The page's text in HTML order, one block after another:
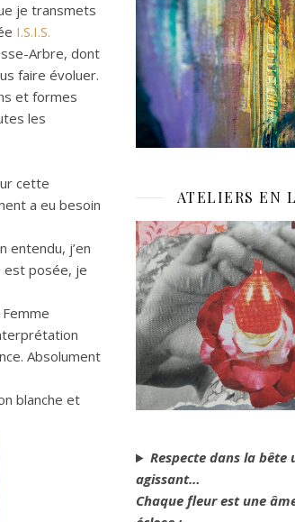
je transmets
I.S.I.S.
Arbre, dont
faire évoluer.
et formes
les
cette
a eu besoin
entendu, j’en
est posée, je
Absolument
blanche et
ATELIERS EN
Respecte dans la bête
agissant…
Chaque fleur est une